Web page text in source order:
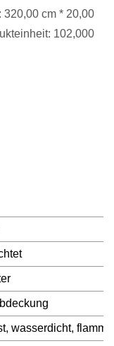
cm * 20,00
102,000
wasserdicht,